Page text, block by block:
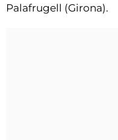
Palafrugell (Girona).